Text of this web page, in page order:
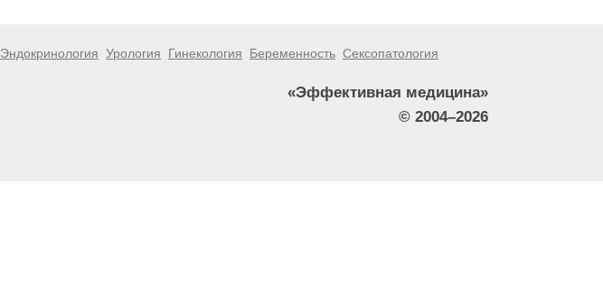
Эндокринология Урология Гинекология Беременность Сексопатология
«Эффективная медицина»
© 2004–2026